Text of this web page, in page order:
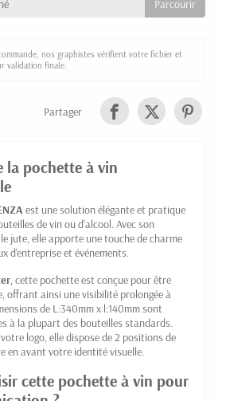
nos graphistes vérifient votre fichier et
validation finale.
Partager
la pochette à vin
est une solution élégante et pratique
de vin ou d'alcool. Avec son
jute, elle apporte une touche de charme
d'entreprise et événements.
, cette pochette est conçue pour être
offrant ainsi une visibilité prolongée à
de L:340mm x l:140mm sont
à la plupart des bouteilles standards.
logo, elle dispose de 2 positions de
en avant votre identité visuelle.
cette pochette à vin pour